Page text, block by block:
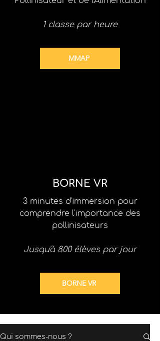
1 classe par heure
MMAP
BORNE VR
3 minutes d'immersion pour
comprendre l'importance des
pollinisateurs
Jusqu'à 800 élèves par jour
BORNE VR
Qui sommes-nous ?